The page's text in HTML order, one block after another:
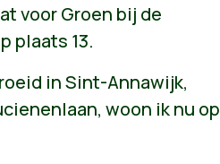
voor Groen bij de
plaats 13.
in Sint-Annawijk,
woon ik nu op